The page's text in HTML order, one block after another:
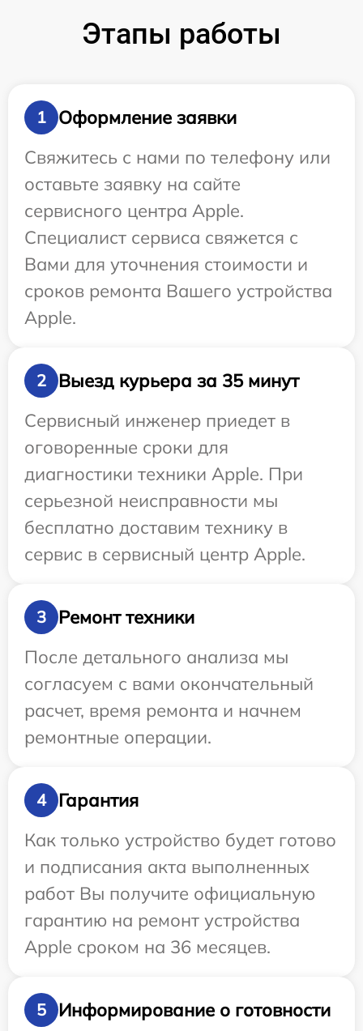
Этапы работы
1
Оформление заявки
Свяжитесь с нами по телефону или
оставьте заявку на сайте
сервисного центра Apple.
Специалист сервиса свяжется с
Вами для уточнения стоимости и
сроков ремонта Вашего устройства
Apple.
2
Выезд курьера за 35 минут
Сервисный инженер приедет в
оговоренные сроки для
диагностики техники Apple. При
серьезной неисправности мы
бесплатно доставим технику в
сервис в сервисный центр Apple.
3
Ремонт техники
После детального анализа мы
согласуем с вами окончательный
расчет, время ремонта и начнем
ремонтные операции.
4
Гарантия
Как только устройство будет готово
и подписания акта выполненных
работ Вы получите официальную
гарантию на ремонт устройства
Apple сроком на 36 месяцев.
5 Информирование о готовности